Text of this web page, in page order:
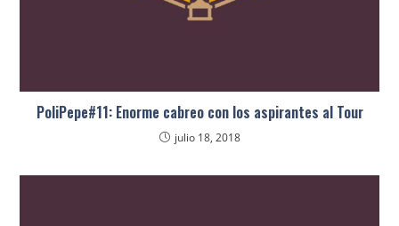
PoliPepe#11: Enorme cabreo con los aspirantes al Tour
julio 18, 2018